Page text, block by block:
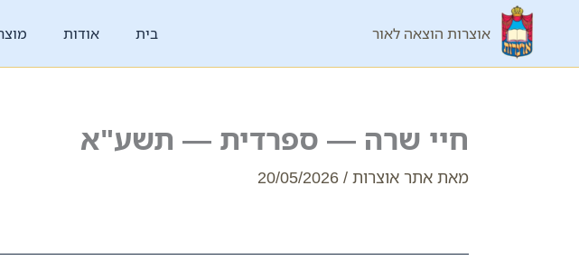
אוצרות הוצאה לאור בית אודות
חיי שרה — ספרדית — תשע"א
מאת אתר אוצרות /
20/05/2026